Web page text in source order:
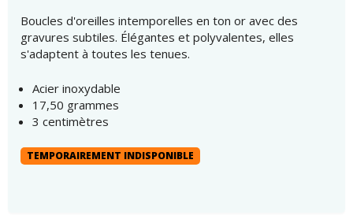
Boucles d'oreilles intemporelles en ton or avec des
gravures subtiles. Élégantes et polyvalentes, elles
s'adaptent à toutes les tenues.
Acier inoxydable
17,50 grammes
3 centimètres
TEMPORAIREMENT INDISPONIBLE